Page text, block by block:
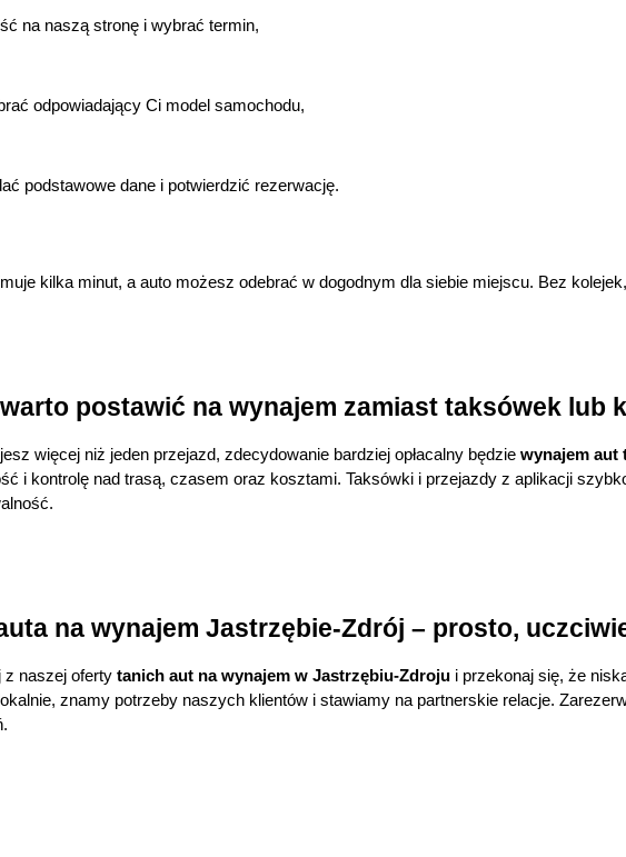
na naszą stronę i wybrać termin,
odpowiadający Ci model samochodu,
podstawowe dane i potwierdzić rezerwację.
kilka minut, a auto możesz odebrać w dogodnym dla siebie miejscu. Bez
postawić na wynajem zamiast taksówek lub
więcej niż jeden przejazd, zdecydowanie bardziej opłacalny będzie wynajem aut
i kontrolę nad trasą, czasem oraz kosztami. Taksówki i przejazdy z aplikacji
na wynajem Jastrzębie-Zdrój – prosto,
z naszej oferty tanich aut na wynajem w Jastrzębiu-Zdroju i przekonaj się, że
znamy potrzeby naszych klientów i stawiamy na partnerskie relacje.